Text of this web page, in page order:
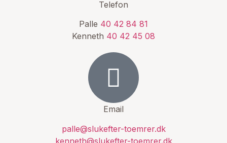
Telefon
Palle 40 42 84 81
Kenneth 40 42 45 08
Email
palle@slukefter-toemrer.dk
kenneth@slukefter-toemrer.dk